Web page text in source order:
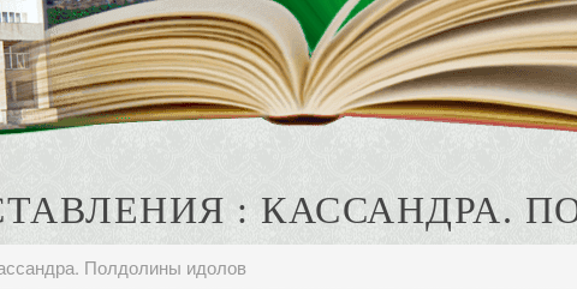
: КАССАНДРА.
Полдолины идолов